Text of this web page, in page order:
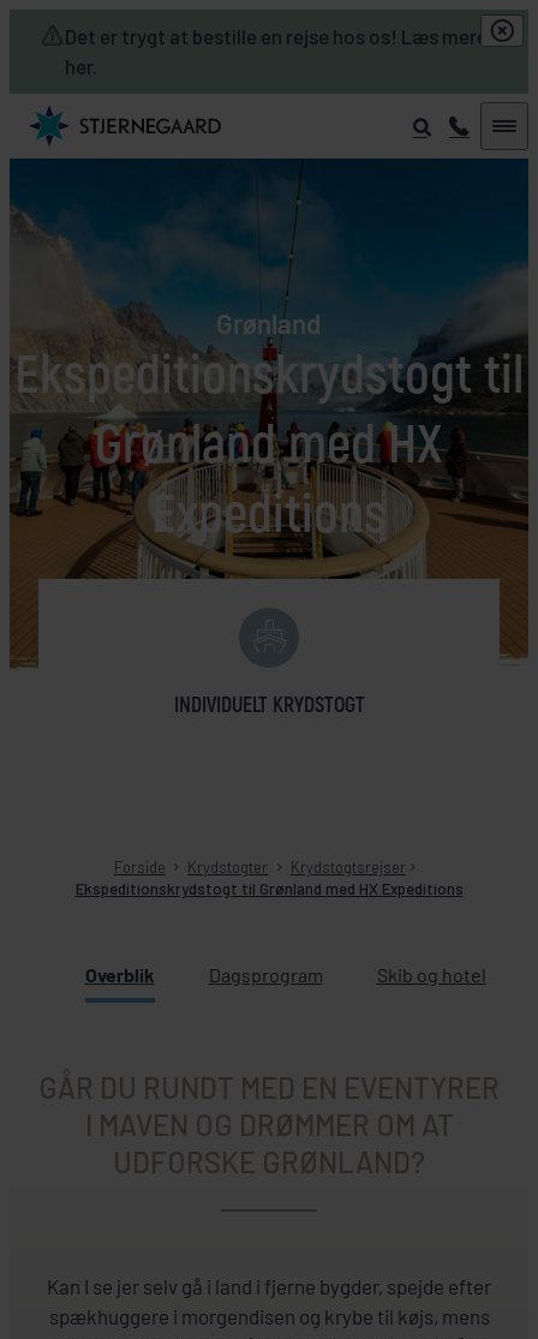
Det er trygt at bestille en rejse hos os! Læs mere
her.
Skip to main content
Grønland
Ekspeditionskrydstogt til
Grønland med HX
Expeditions
INDIVIDUELT KRYDSTOGT
Forside Krydstogter
Krydstogtsrejser
Ekspeditionskrydstogt til Grønland med HX Expeditions
Overblik Dagsprogram Skib og hotel
GÅR DU RUNDT MED EN EVENTYRER
I MAVEN OG DRØMMER OM AT
UDFORSKE GRØNLAND?
Kan I se jer selv gå i land i fjerne bygder, spejde efter
spækhuggere i morgendisen og krybe til køjs, mens